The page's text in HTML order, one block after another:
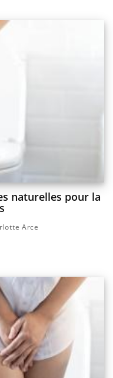
naturelles pour la
Arce